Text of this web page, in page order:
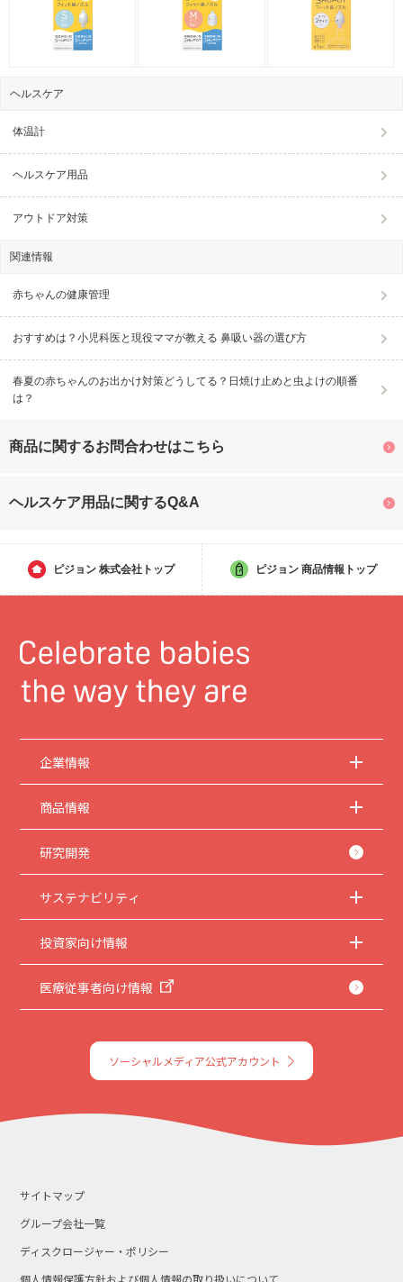
ヘルスケア
体温計
ヘルスケア用品
アウトドア対策
関連情報
赤ちゃんの健康管理
おすすめは？小児科医と現役ママが教える 鼻吸い器の選び方
春夏の赤ちゃんのお出かけ対策どうしてる？日焼け止めと虫よけの順番
は？
商品に関するお問合わせはこちら
ヘルスケア用品に関するQ&A
ピジョン 株式会社トップ ピジョン 商品情報トップ
企業情報
商品情報
研究開発
サステナビリティ
投資家向け情報
医療従事者向け情報
ソーシャルメディア公式アカウント
サイトマップ
グループ会社一覧
ディスクロージャー・ポリシー